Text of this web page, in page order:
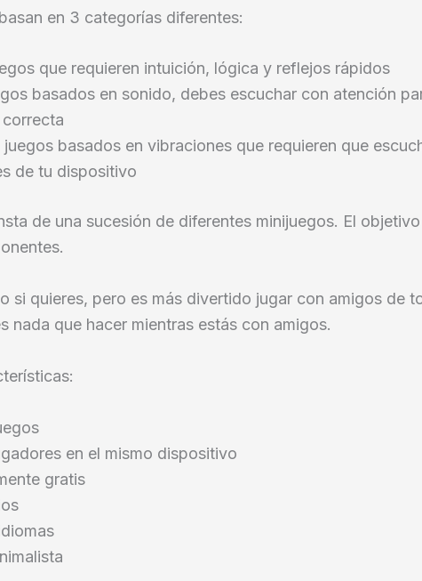
en 3 categorías diferentes:
que requieren intuición, lógica y reflejos rápidos
basados en sonido, debes escuchar con atención
basados en vibraciones que requieren que
de tu dispositivo
de una sucesión de diferentes minijuegos. El
si quieres, pero es más divertido jugar con amigos de
nada que hacer mientras estás con amigos.
en el mismo dispositivo
gratis